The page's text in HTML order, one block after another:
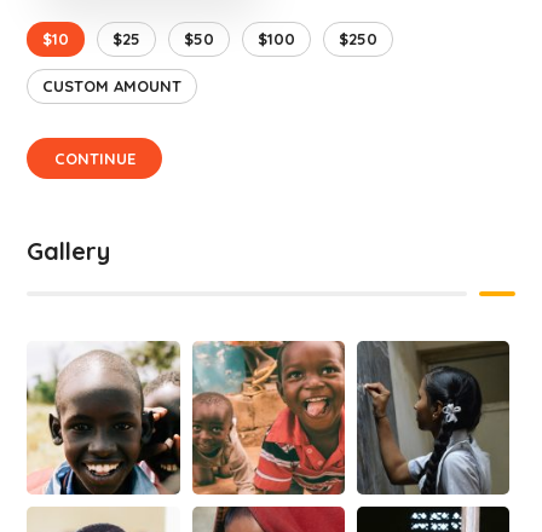
$10 $25 $50 $100 $250
CUSTOM AMOUNT
CONTINUE
Gallery